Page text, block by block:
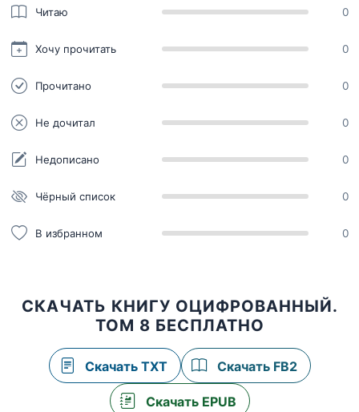
Читаю 0
Хочу прочитать 0
Прочитано 0
Не дочитал 0
Недописано 0
Чёрный список 0
В избранном 0
СКАЧАТЬ КНИГУ ОЦИФРОВАННЫЙ.
ТОМ 8 БЕСПЛАТНО
Скачать TXT Скачать FB2
Скачать EPUB